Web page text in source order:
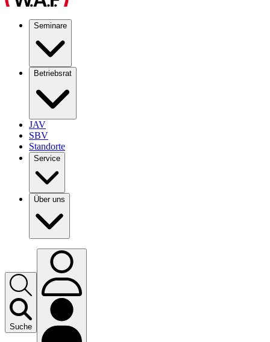
Seminare
Betriebsrat
JAV
SBV
Standorte
Service
Über uns
Suche